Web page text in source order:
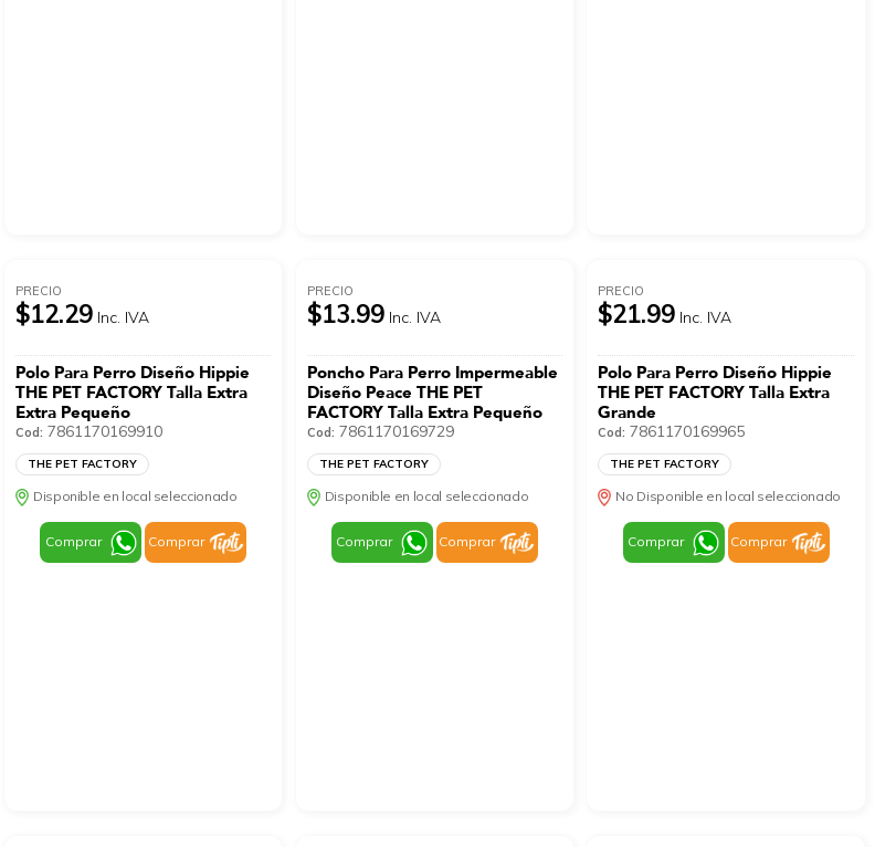
PRECIO
$12.29 Inc. IVA
Polo Para Perro Diseño Hippie
THE PET FACTORY Talla Extra
Extra Pequeño
Cod: 7861170169910
THE PET FACTORY
Disponible en local seleccionado
Comprar Comprar
PRECIO
$13.99 Inc. IVA
Poncho Para Perro Impermeable
Diseño Peace THE PET
FACTORY Talla Extra Pequeño
Cod: 7861170169729
THE PET FACTORY
Disponible en local seleccionado
Comprar Comprar
PRECIO
$21.99 Inc. IVA
Polo Para Perro Diseño Hippie
THE PET FACTORY Talla Extra
Grande
Cod: 7861170169965
THE PET FACTORY
No Disponible en local seleccionado
Comprar Comprar